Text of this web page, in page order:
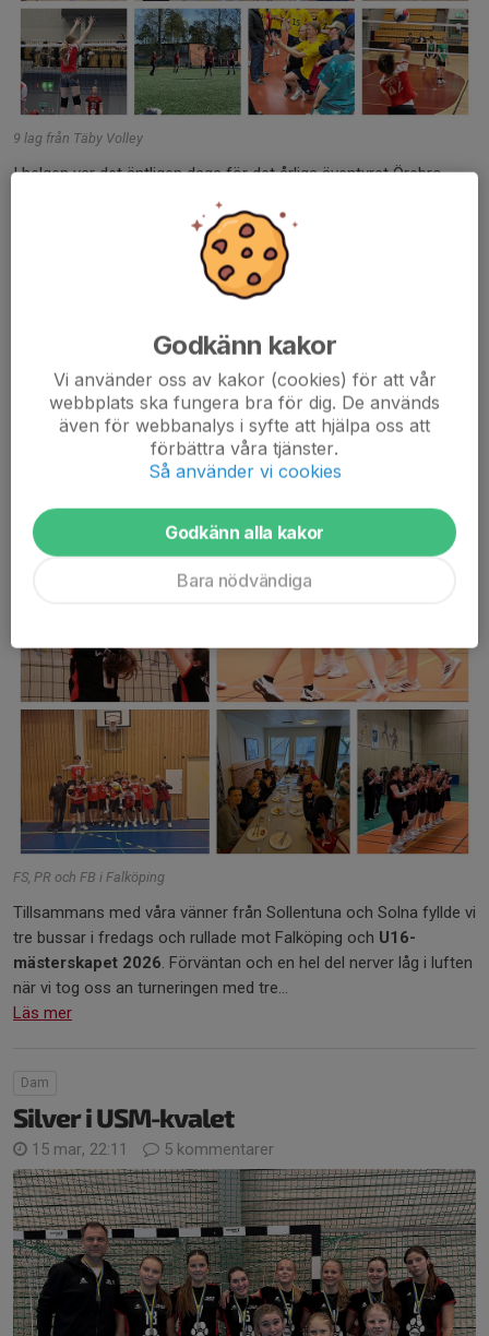
9 lag från Täby Volley
I helgen var det äntligen dags för det årliga äventyret Örebro
Challenge (tidigare Mikasa Challenge) – Sveriges största
volleybolltävling för barn och ungdomar. Totalt kom 391 lag till
start, och Täby var stolta...
Vinnare av U16 Mästerskapet 2026
21 apr, 10:12 11 kommentarer
FS, PR och FB i Falköping
Tillsammans med våra vänner från Sollentuna och Solna fyllde vi
tre bussar i fredags och rullade mot Falköping och U16-
mästerskapet 2026. Förväntan och en hel del nerver låg i luften
när vi tog oss an turneringen med tre...
Läs mer
Dam
Silver i USM-kvalet
15 mar, 22:11 5 kommentarer
Godkänn kakor
Vi använder oss av kakor (cookies) för att vår
webbplats ska fungera bra för dig. De används
även för webbanalys i syfte att hjälpa oss att
förbättra våra tjänster.
Så använder vi cookies
Godkänn alla kakor
Bara nödvändiga